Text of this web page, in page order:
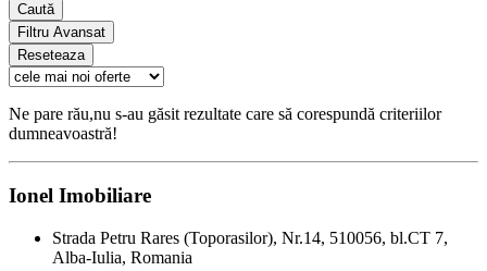
Caută
Filtru Avansat
Reseteaza
Ne pare rău,nu s-au găsit rezultate care să corespundă criteriilor
dumneavoastră!
Ionel Imobiliare
Strada Petru Rares (Toporasilor), Nr.14, 510056, bl.CT 7,
Alba-Iulia, Romania